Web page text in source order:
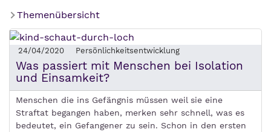
Themenübersicht
24/04/2020 Persönlichkeitsentwicklung
Was passiert mit Menschen bei Isolation
und Einsamkeit?
Menschen die ins Gefängnis müssen weil sie eine
Straftat begangen haben, merken sehr schnell, was es
bedeutet, ein Gefangener zu sein. Schon in den ersten